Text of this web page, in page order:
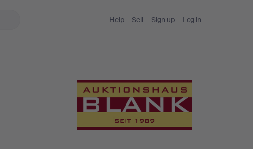
Help Sell Sign up Log in